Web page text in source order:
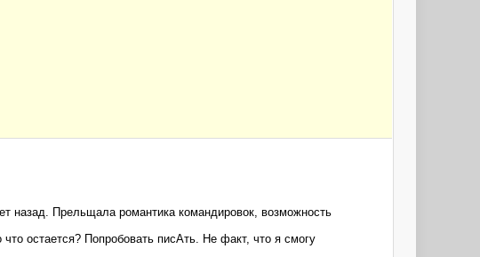
назад. Прельщала романтика командировок, возможность
остается? Попробовать писАть. Не факт, что я смогу